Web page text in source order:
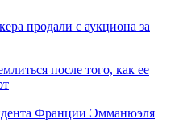
продали с аукциона за
после того, как ее
Франции Эмманюэля